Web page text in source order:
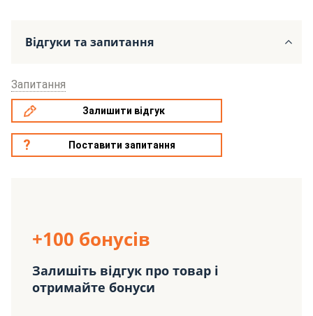
Відгуки та запитання
Запитання
Залишити відгук
Поставити запитання
+100 бонусів
Залишіть відгук про товар і
отримайте бонуси